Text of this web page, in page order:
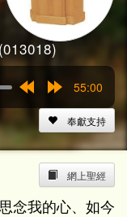
15s
55:00
奉獻支持
網上聖經
念我的心、如今